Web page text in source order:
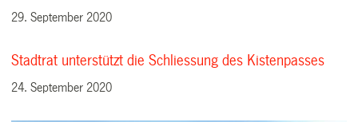
29. September 2020
Stadtrat unterstützt die Schliessung des Kistenpasses
24. September 2020